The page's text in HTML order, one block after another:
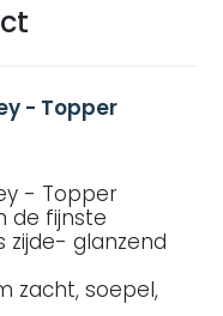
- Topper
- Topper
de fijnste
zijde- glanzend
zacht, soepel,